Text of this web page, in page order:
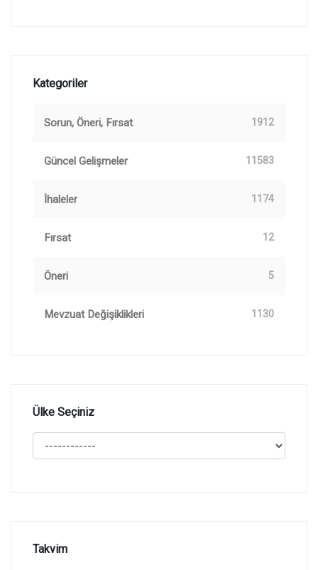
Kategoriler
Sorun, Öneri, Fırsat 1912
Güncel Gelişmeler 11583
İhaleler 1174
Fırsat 12
Öneri 5
Mevzuat Değişiklikleri 1130
Ülke Seçiniz
Takvim